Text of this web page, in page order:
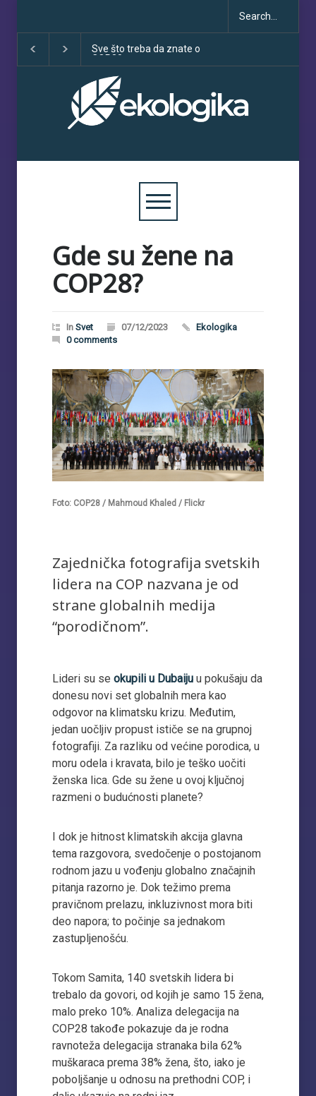
Sve što treba da znate o
COP30
Gde su žene na
COP28?
In Svet 07/12/2023
Ekologika
0 comments
Foto: COP28 / Mahmoud Khaled / Flickr
Zajednička fotografija svetskih
lidera na COP nazvana je od
strane globalnih medija
“porodičnom”.
Lideri su se okupili u Dubaiju u pokušaju da
donesu novi set globalnih mera kao
odgovor na klimatsku krizu. Međutim,
jedan uočljiv propust ističe se na grupnoj
fotografiji. Za razliku od većine porodica, u
moru odela i kravata, bilo je teško uočiti
ženska lica. Gde su žene u ovoj ključnoj
razmeni o budućnosti planete?
I dok je hitnost klimatskih akcija glavna
tema razgovora, svedočenje o postojanom
rodnom jazu u vođenju globalno značajnih
pitanja razorno je. Dok težimo prema
pravičnom prelazu, inkluzivnost mora biti
deo napora; to počinje sa jednakom
zastupljenošću.
Tokom Samita, 140 svetskih lidera bi
trebalo da govori, od kojih je samo 15 žena,
malo preko 10%. Analiza delegacija na
COP28 takođe pokazuje da je rodna
ravnoteža delegacija stranaka bila 62%
muškaraca prema 38% žena, što, iako je
poboljšanje u odnosu na prethodni COP, i